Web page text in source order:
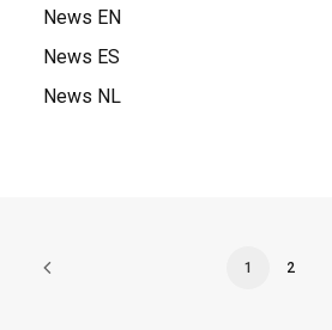
News EN
News ES
News NL
1 2